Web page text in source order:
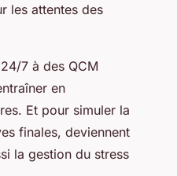
les attentes des
7 à des QCM
en
Et pour simuler la
finales, deviennent
la gestion du stress